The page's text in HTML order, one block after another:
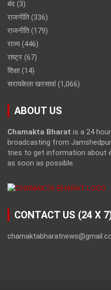
बंद (3)
राजनीति(336)
राजनीति(179)
राज्य(446)
राष्ट्र (67)
शिक्षा(14)
सरायकेला खरसावां(1,066)
ABOUT US
Chamakta Bharat is a 24
broadcasting from
tries to get information about
as soon as possible.
CONTACT US (24 X